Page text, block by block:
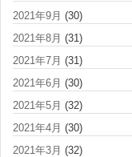
2021年9月 (30)
2021年8月 (31)
2021年7月 (31)
2021年6月 (30)
2021年5月 (32)
2021年4月 (30)
2021年3月 (32)